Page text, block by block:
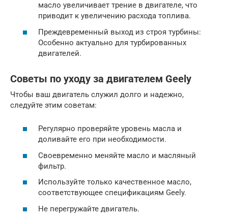
масло увеличивает трение в двигателе, что
приводит к увеличению расхода топлива.
Преждевременный выход из строя турбины:
Особенно актуально для турбированных
двигателей.
Советы по уходу за двигателем Geely
Чтобы ваш двигатель служил долго и надежно,
следуйте этим советам:
Регулярно проверяйте уровень масла и
доливайте его при необходимости.
Своевременно меняйте масло и масляный
фильтр.
Используйте только качественное масло,
соответствующее спецификациям Geely.
Не перегружайте двигатель.